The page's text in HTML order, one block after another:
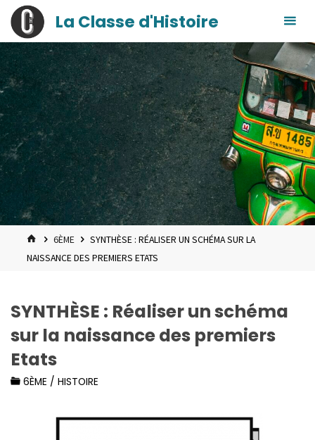
Skip
content
principal
La Classe d'Histoire
HOME6ÈME
SYNTHÈSE : RÉALISER UN SCHÉMA SUR LA
NAISSANCE DES PREMIERS ETATS
SYNTHÈSE : Réaliser un schéma
sur la naissance des premiers
Etats
6ÈME / HISTOIRE